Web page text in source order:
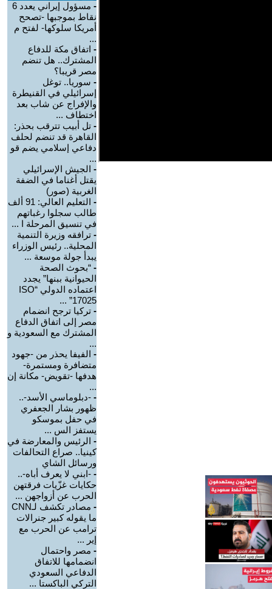
-
مسؤول إيراني يعدد 6
نقاط بموجبها -تصحح
أمريكا سلوكها- لفتح م
...
- اتفاق مكة للدفاع
المشترك.. هل تنضم
مصر قريبا؟
- سوريا.. توغل
إسرائيلي في القنيطرة
والإفراج عن شاب بعد
اختطاف ...
- تل أبيب تترقب بحذر:
القاهرة قد تنضم لحلف
دفاعي إسلامي يضم قو
...
- الجيش الإسرائيلي
يقتل أغناما في الضفة
الغربية (صور)
-
التعليم العالي: 91 ألف
طالب سجلوا رغباتهم
في تنسيق المرحلة ا ...
- ترافقه وزيرة التنمية
المحلية.. رئيس الوزراء
يبدأ جولة موسعة ...
- “بحوث الصحة
الحيوانية ببنها” يجدد
اعتماده الدولي “ISO
17025” ...
- تركيا ترجح انضمام
مصر إلى اتفاق الدفاع
المشترك مع السعودية و
...
- الفيفا يحذر من -جهود
متضافرة ومستمرة-
هدفها -تقويض- مكانة إن
...
- -دبلوماسي الأسد-..
ظهور بشار الجعفري
في حفل بموسكو
يستفز الس ...
- الرئيس والمعارضة في
كينيا.. صراع التحالفات
ورسائل الشاي
- -ابني لا يعرف أباه-..
حكايات غزّيات فرقتهن
الحرب عن أزواجهن ...
-
مصادر تكشف لـCNN
ما يقوله كبير جنرالات
ترامب عن الحرب مع
إير ...
- مصر واحتمال
انضمامها للاتفاق
الدفاعي السعودي
التركي الباكستا ...